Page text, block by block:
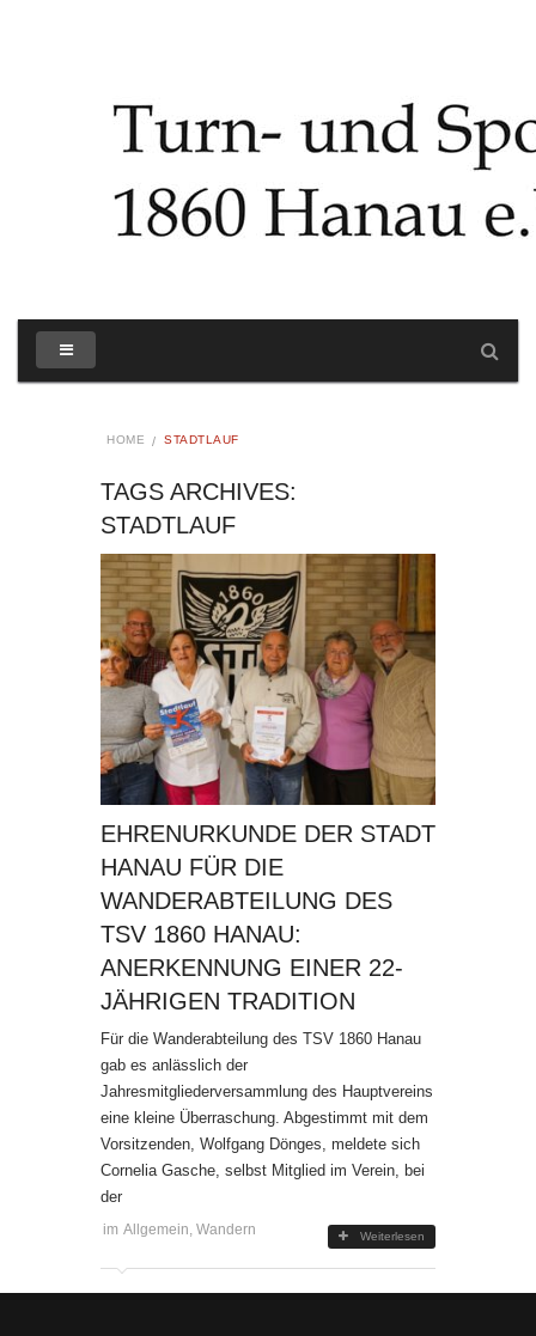
HOME STADTLAUF
TAGS ARCHIVES:
STADTLAUF
EHRENURKUNDE DER STADT
HANAU FÜR DIE
WANDERABTEILUNG DES
TSV 1860 HANAU:
ANERKENNUNG EINER 22-
JÄHRIGEN TRADITION
Für die Wanderabteilung des TSV 1860 Hanau
gab es anlässlich der
Jahresmitgliederversammlung des Hauptvereins
eine kleine Überraschung. Abgestimmt mit dem
Vorsitzenden, Wolfgang Dönges, meldete sich
Cornelia Gasche, selbst Mitglied im Verein, bei
der
im Allgemein Wandern Weiterlesen